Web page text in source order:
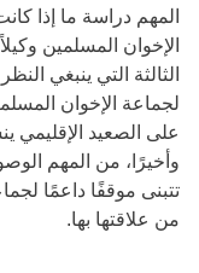
المهم دراسة ما إذا
الإخوان المسلمين
الثالثة التي ينبغي
لجماعة الإخوان
على الصعيد الإقليمي
وأخيرًا، من المهم
تتبنى موقفًا داعمًا
من علاقتها بها.